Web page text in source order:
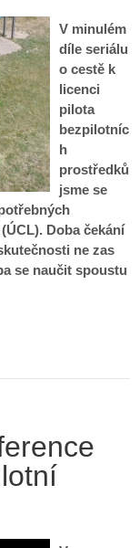
V minulém
díle seriálu
o cestě k
licenci
pilota
bezpilotníc
h
prostředků
jsme se
Doba čekání
ne zas
se naučit spoustu